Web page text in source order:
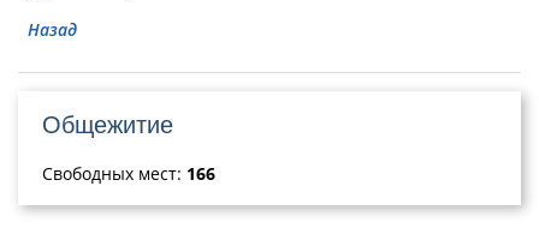
Назад
Общежитие
Свободных мест: 166